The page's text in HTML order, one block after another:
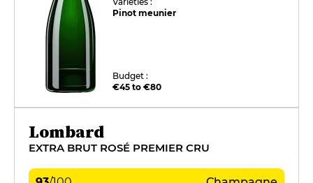
Pinot meunier
Budget :
€45 to €80
Lombard
EXTRA BRUT ROSÉ PREMIER CRU